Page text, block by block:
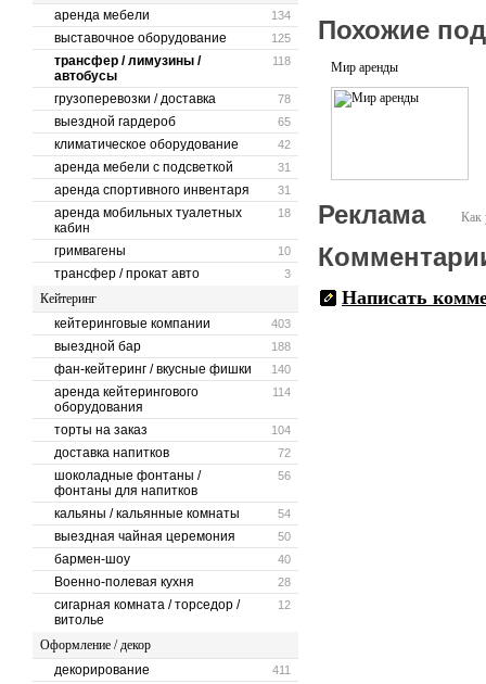
134
аренда мебели
125
выставочное оборудование
118
трансфер / лимузины /
автобусы
78
грузоперевозки / доставка
65
выездной гардероб
42
климатическое оборудование
31
аренда мебели с подсветкой
31
аренда спортивного инвентаря
18
аренда мобильных туалетных
кабин
10
гримвагены
3
трансфер / прокат авто
Кейтеринг
403
кейтеринговые компании
188
выездной бар
140
фан-кейтеринг / вкусные фишки
114
аренда кейтерингового
оборудования
104
торты на заказ
72
доставка напитков
56
шоколадные фонтаны /
фонтаны для напитков
54
кальяны / кальянные комнаты
50
выездная чайная церемония
40
бармен-шоу
28
Военно-полевая кухня
12
сигарная комната / торседор /
витолье
Оформление / декор
411
декорирование
Похожие
Мир аренды
Как
Реклама
Написать